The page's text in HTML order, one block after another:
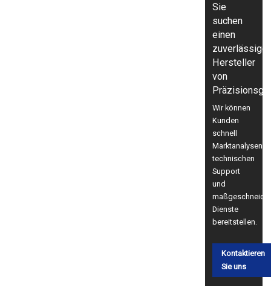
Sie
suchen
einen
Hersteller
von
Wir können
Kunden
schnell
Marktanalysen,
technischen
Support
und
Dienste
bereitstellen.
Kontaktieren
Sie uns